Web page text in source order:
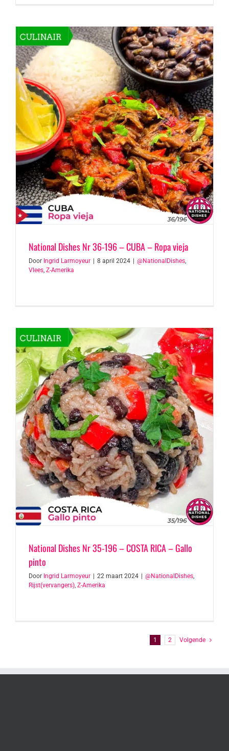
National Dishes Nr 36-196 – CUBA – Ropa vieja
Door Ingrid Larmoyeur 8 april 2024 @NationalDishes,
Vlees, Z-Amerika
National Dishes Nr 35-196 – COSTA RICA – Gallo
pinto
Door Ingrid Larmoyeur 22 maart 2024 @NationalDishes,
Rijst(vervangers), Z-Amerika
1 2 Volgende